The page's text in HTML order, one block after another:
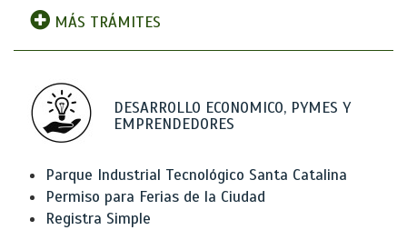
MÁS TRÁMITES
DESARROLLO ECONOMICO, PYMES Y
EMPRENDEDORES
Parque Industrial Tecnológico Santa Catalina
Permiso para Ferias de la Ciudad
Registra Simple